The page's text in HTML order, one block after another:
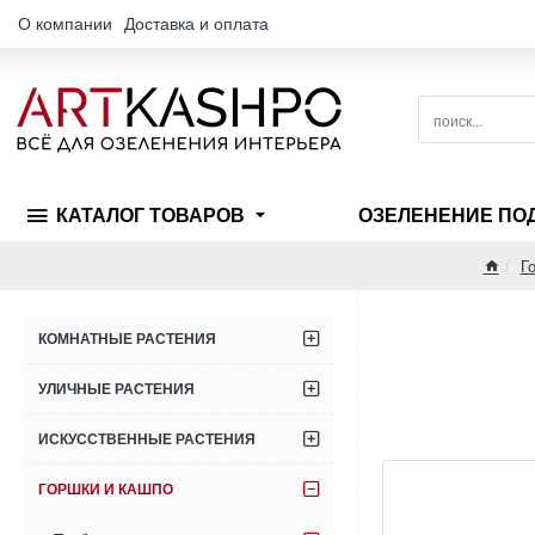
О компании Доставка и оплата
поиск...
КАТАЛОГ ТОВАРОВ ОЗЕЛЕНЕНИЕ
КОМНАТНЫЕ РАСТЕНИЯ
УЛИЧНЫЕ РАСТЕНИЯ
ИСКУССТВЕННЫЕ РАСТЕНИЯ
ГОРШКИ И КАШПО